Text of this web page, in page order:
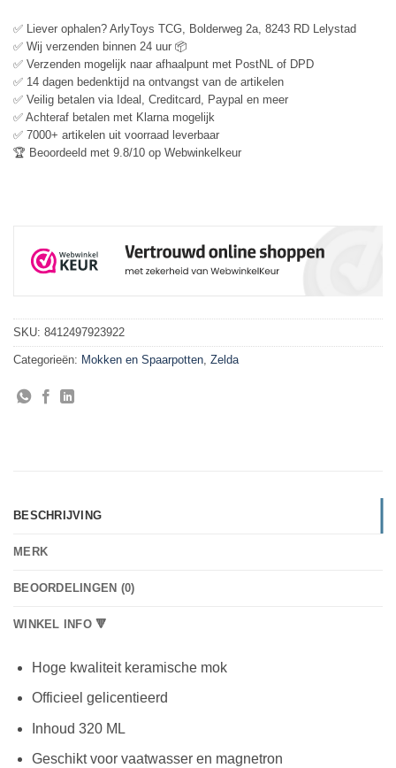
✅ Liever ophalen? ArlyToys TCG, Bolderweg 2a, 8243 RD Lelystad
✅ Wij verzenden binnen 24 uur 📦
✅ Verzenden mogelijk naar afhaalpunt met PostNL of DPD
✅ 14 dagen bedenktijd na ontvangst van de artikelen
✅ Veilig betalen via Ideal, Creditcard, Paypal en meer
✅ Achteraf betalen met Klarna mogelijk
✅ 7000+ artikelen uit voorraad leverbaar
🏆 Beoordeeld met 9.8/10 op Webwinkelkeur
SKU: 8412497923922
Categorieën: Mokken en Spaarpotten, Zelda
BESCHRIJVING
MERK
BEOORDELINGEN (0)
WINKEL INFO 🔻
Hoge kwaliteit keramische mok
Officieel gelicentieerd
Inhoud 320 ML
Geschikt voor vaatwasser en magnetron